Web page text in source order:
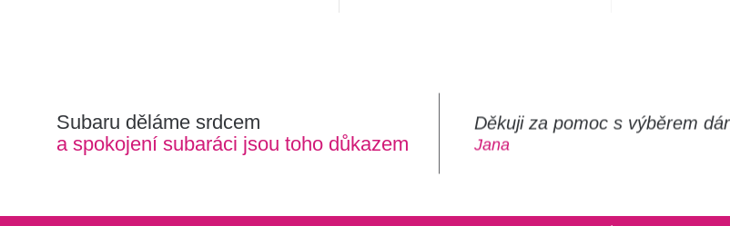
Subaru děláme srdcem
a spokojení subaráci jsou toho důkazem
Děkuji za pomoc s výběrem
Jana